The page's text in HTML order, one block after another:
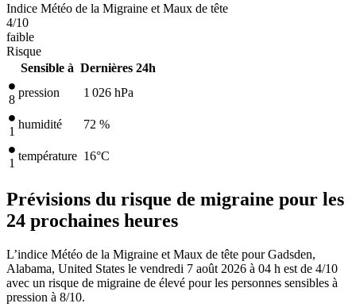
Indice Météo de la Migraine et Maux de tête
4/10
faible
Risque
Sensible à Dernières 24h
8
pression 1 026 hPa
1
humidité 72 %
1
température 16°C
Prévisions du risque de migraine pour les
24 prochaines heures
L’indice Météo de la Migraine et Maux de tête pour Gadsden,
Alabama, United States le vendredi 7 août 2026 à 04 h est de 4/10
avec un risque de migraine de élevé pour les personnes sensibles à
pression à 8/10.